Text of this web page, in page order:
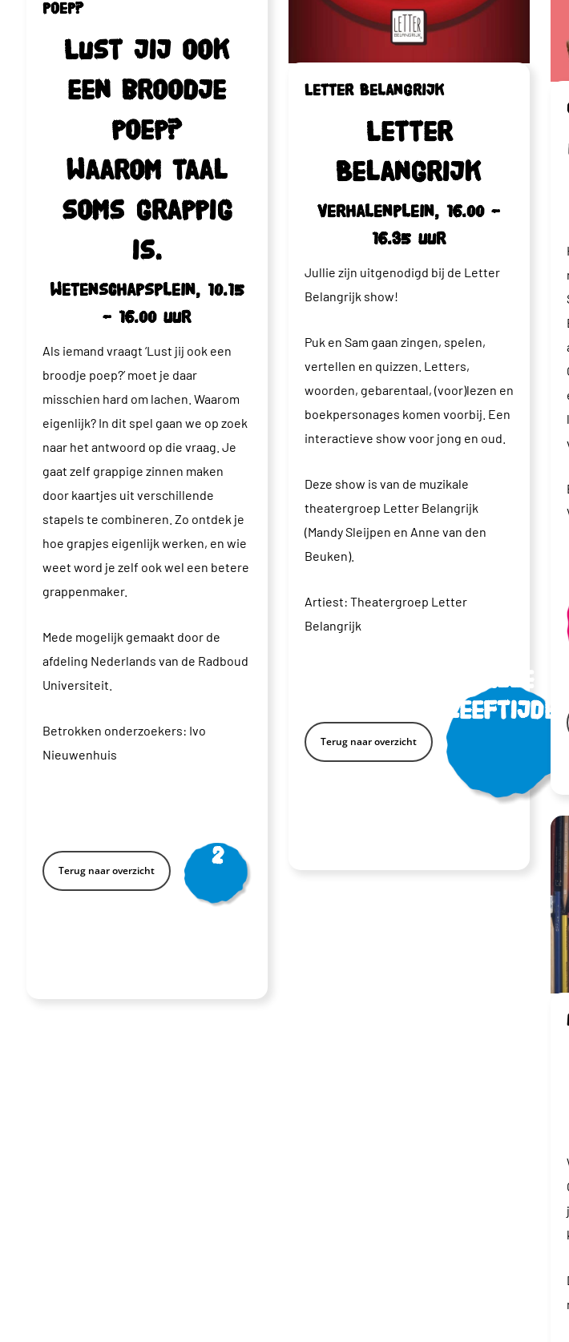
poep?
Lust jij ook
een broodje
poep?
Waarom taal
soms grappig
is.
Wetenschapsplein, 10.15
– 16.00 uur
Als iemand vraagt ‘Lust jij ook een
broodje poep?’ moet je daar
misschien hard om lachen. Waarom
eigenlijk? In dit spel gaan we op zoek
naar het antwoord op die vraag. Je
gaat zelf grappige zinnen maken
door kaartjes uit verschillende
stapels te combineren. Zo ontdek je
hoe grapjes eigenlijk werken, en wie
weet word je zelf ook wel een betere
grappenmaker.
Mede mogelijk gemaakt door de
afdeling Nederlands van de Radboud
Universiteit.
Betrokken onderzoekers: Ivo
Nieuwenhuis
Terug naar overzicht
2
Letter Belangrijk
Letter
Belangrijk
Verhalenplein, 16.00 –
16.35 uur
Jullie zijn uitgenodigd bij de Letter
Belangrijk show!
Puk en Sam gaan zingen, spelen,
vertellen en quizzen. Letters,
woorden, gebarentaal, (voor)lezen en
boekpersonages komen voorbij. Een
interactieve show voor jong en oud.
Deze show is van de muzikale
theatergroep Letter Belangrijk
(Mandy Sleijpen en Anne van den
Beuken).
Artiest: Theatergroep Letter
Belangrijk
Terug naar overzicht